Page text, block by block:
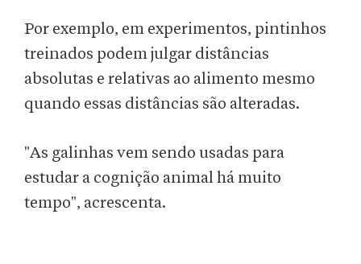
Por exemplo, em experimentos, pintinhos
treinados podem julgar distâncias
absolutas e relativas ao alimento mesmo
quando essas distâncias são alteradas.
"As galinhas vem sendo usadas para
estudar a cognição animal há muito
tempo", acrescenta.